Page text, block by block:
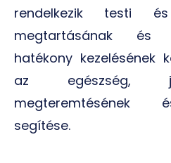
rendelkezik testi
megtartásának és
hatékony kezelésének
az egészség,
megteremtésének
segítése.